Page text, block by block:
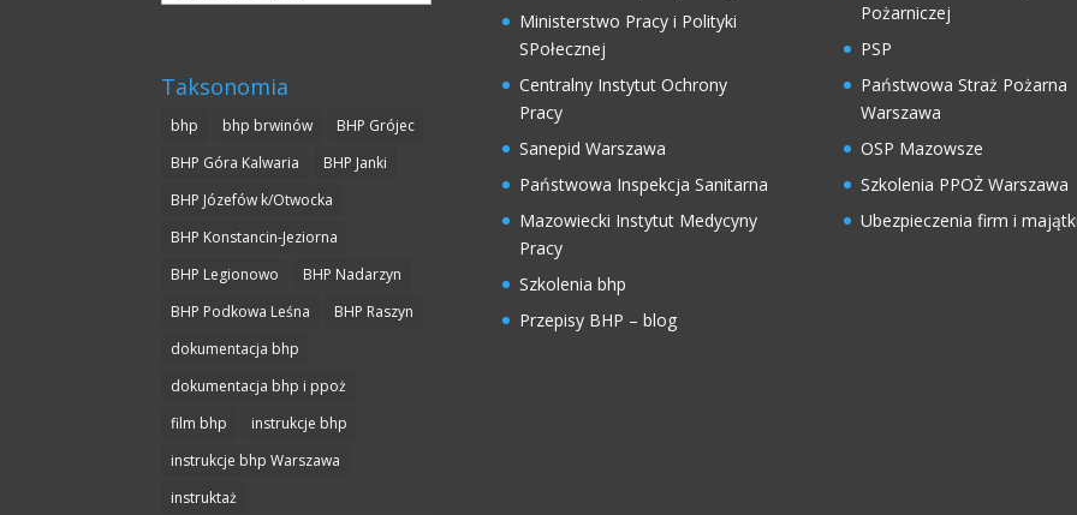
Taksonomia
bhp bhp brwinów
BHP Grójec
BHP Góra Kalwaria
BHP Janki
BHP Józefów k/Otwocka
BHP Konstancin-Jeziorna
BHP Legionowo
BHP Nadarzyn
BHP Podkowa Leśna
BHP Raszyn
dokumentacja bhp
dokumentacja bhp i ppoż
film bhp
instrukcje bhp
instrukcje bhp Warszawa
instruktaż
Ministerstwo Pracy i Polityki
SPołecznej
Centralny Instytut Ochrony
Pracy
Sanepid Warszawa
Państwowa Inspekcja Sanitarna
Mazowiecki Instytut Medycyny
Pracy
Szkolenia bhp
Przepisy BHP – blog
Pożarniczej
PSP
Państwowa Straż Pożarna
Warszawa
OSP Mazowsze
Szkolenia PPOŻ Warszawa
Ubezpieczenia firm i